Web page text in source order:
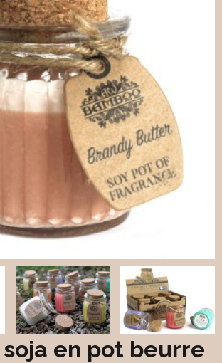
en pot beurre